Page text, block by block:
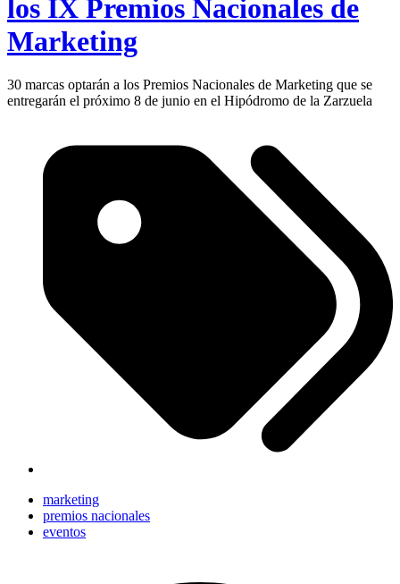
los IX Premios Nacionales de
Marketing
30 marcas optarán a los Premios Nacionales de Marketing que se
entregarán el próximo 8 de junio en el Hipódromo de la Zarzuela
marketing
premios nacionales
eventos